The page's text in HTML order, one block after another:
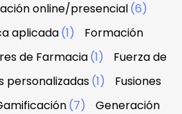
online/presencial(6)
aplicada(1)
Formación
de Farmacia(1)
Fuerza de
personalizadas(1)
Fusiones
(7)
Generación